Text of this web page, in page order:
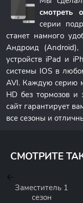
смотреть
серии
станет намного
Андроид
устройств iPad и
системы IOS в
AVI. Каждую серию
HD без тормозов и
сайт гарантирует
все сезоны и
СМОТРИТЕ
Заместитель 1
сезон